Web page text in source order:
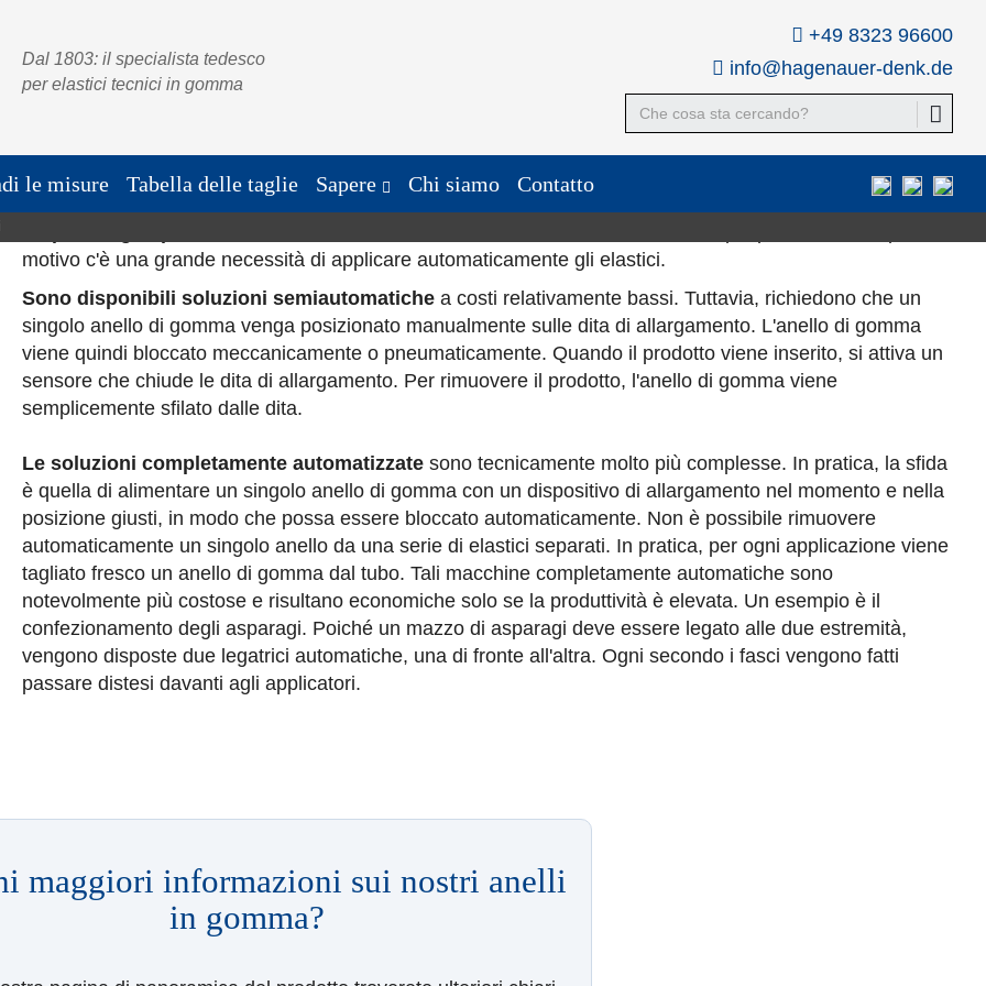
Dal 1803: il specialista tedesco
per elastici tecnici in gomma
+49 8323 96600
info@hagenauer-denk.de
le misure Tabella delle taglie Sapere Chi siamo Contatto
mascherine
motivo c'è una grande necessità di applicare automaticamente gli elastici.
Sono disponibili soluzioni semiautomatiche a costi relativamente bassi. Tuttavia, richiedono che un
singolo anello di gomma venga posizionato manualmente sulle dita di allargamento. L'anello di gomma
viene quindi bloccato meccanicamente o pneumaticamente. Quando il prodotto viene inserito, si attiva un
sensore che chiude le dita di allargamento. Per rimuovere il prodotto, l'anello di gomma viene
semplicemente sfilato dalle dita.
Le soluzioni completamente automatizzate sono tecnicamente molto più complesse. In pratica, la sfida
è quella di alimentare un singolo anello di gomma con un dispositivo di allargamento nel momento e nella
posizione giusti, in modo che possa essere bloccato automaticamente. Non è possibile rimuovere
automaticamente un singolo anello da una serie di elastici separati. In pratica, per ogni applicazione viene
tagliato fresco un anello di gomma dal tubo. Tali macchine completamente automatiche sono
notevolmente più costose e risultano economiche solo se la produttività è elevata. Un esempio è il
confezionamento degli asparagi. Poiché un mazzo di asparagi deve essere legato alle due estremità,
vengono disposte due legatrici automatiche, una di fronte all'altra. Ogni secondo i fasci vengono fatti
passare distesi davanti agli applicatori.
maggiori informazioni sui nostri anelli
in gomma?